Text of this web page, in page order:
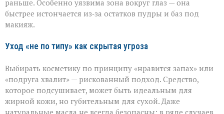
раньше. Особенно уязвима зона вокруг глаз — она
быстрее истончается из‑за остатков пудры и баз под
макияж.
Уход «не по типу» как скрытая угроза
Выбирать косметику по принципу «нравится запах» или
«подруга хвалит» — рискованный подход. Средство,
которое подсушивает, может быть идеальным для
жирной кожи, но губительным для сухой. Даже